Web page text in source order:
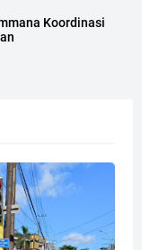
Koordinasi